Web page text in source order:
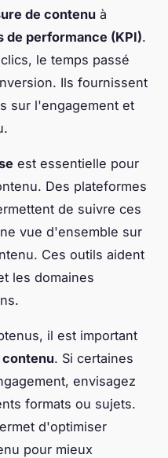
de contenu à
de performance (KPI).
le temps passé
Ils fournissent
sur l'engagement et
est essentielle pour
Des plateformes
de suivre ces
vue d'ensemble sur
Ces outils aident
les domaines
il est important
. Si certaines
envisagez
formats ou sujets.
d'optimiser
pour mieux